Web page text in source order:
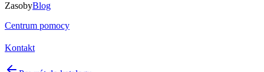
ZasobyBlog
Centrum pomocy
Kontakt